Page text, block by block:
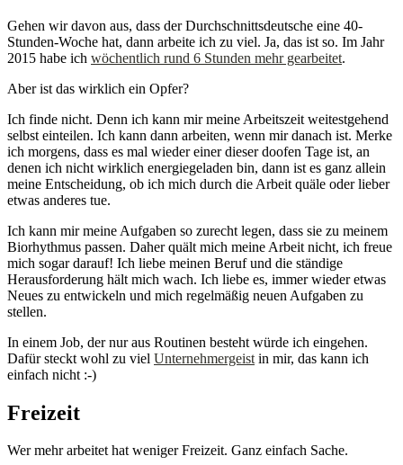
Gehen wir davon aus, dass der Durchschnittsdeutsche eine 40-
Stunden-Woche hat, dann arbeite ich zu viel. Ja, das ist so. Im Jahr
2015 habe ich wöchentlich rund 6 Stunden mehr gearbeitet.
Aber ist das wirklich ein Opfer?
Ich finde nicht. Denn ich kann mir meine Arbeitszeit weitestgehend
selbst einteilen. Ich kann dann arbeiten, wenn mir danach ist. Merke
ich morgens, dass es mal wieder einer dieser doofen Tage ist, an
denen ich nicht wirklich energiegeladen bin, dann ist es ganz allein
meine Entscheidung, ob ich mich durch die Arbeit quäle oder lieber
etwas anderes tue.
Ich kann mir meine Aufgaben so zurecht legen, dass sie zu meinem
Biorhythmus passen. Daher quält mich meine Arbeit nicht, ich freue
mich sogar darauf! Ich liebe meinen Beruf und die ständige
Herausforderung hält mich wach. Ich liebe es, immer wieder etwas
Neues zu entwickeln und mich regelmäßig neuen Aufgaben zu
stellen.
In einem Job, der nur aus Routinen besteht würde ich eingehen.
Dafür steckt wohl zu viel Unternehmergeist in mir, das kann ich
einfach nicht :-)
Freizeit
Wer mehr arbeitet hat weniger Freizeit. Ganz einfach Sache.